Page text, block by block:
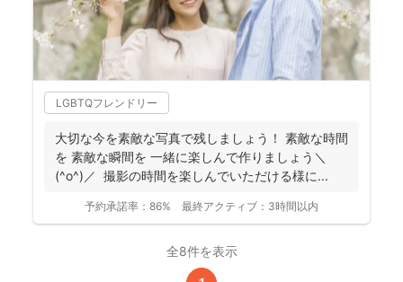
LGBTQフレンドリー
大切な今を素敵な写真で残しましょう！ 素敵な時間
を 素敵な瞬間を 一緒に楽しんで作りましょう＼
(^o^)／ 撮影の時間を楽しんでいただける様に...
予約承諾率： 86% 最終アクティブ： 3時間以内
全8件を表示